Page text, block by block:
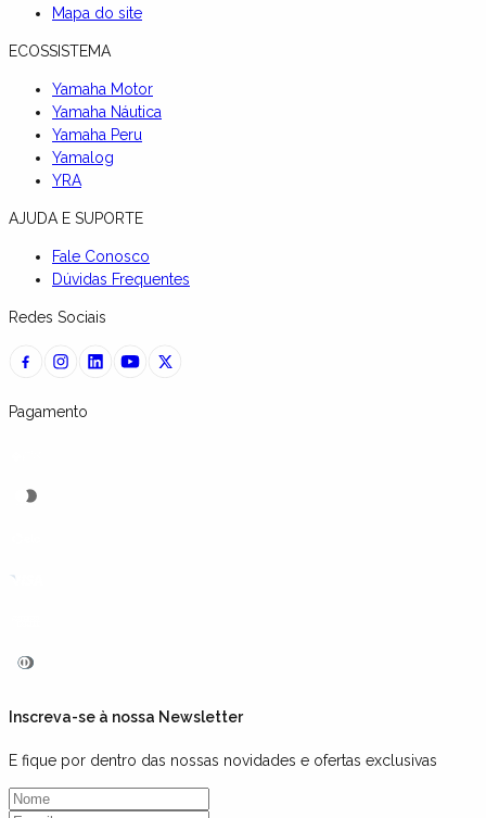
Mapa do site
ECOSSISTEMA
Yamaha Motor
Yamaha Náutica
Yamaha Peru
Yamalog
YRA
AJUDA E SUPORTE
Fale Conosco
Dúvidas Frequentes
Redes Sociais
Pagamento
Inscreva-se à nossa Newsletter
E fique por dentro das nossas novidades e ofertas exclusivas